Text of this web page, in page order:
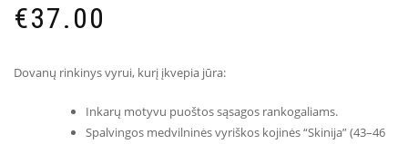
€37.00
Dovanų rinkinys vyrui, kurį įkvepia jūra:
Inkarų motyvu puoštos sąsagos rankogaliams.
Spalvingos medvilninės vyriškos kojinės “Skinija” (43–46